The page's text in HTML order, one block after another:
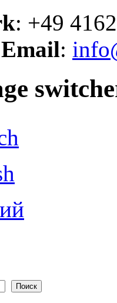
содержанию
: +49
Email: